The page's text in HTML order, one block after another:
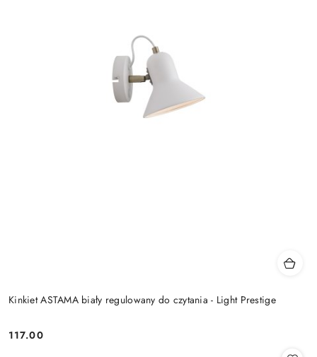
Kinkiet ASTAMA biały regulowany do czytania - Light Prestige
Cena:
117.00